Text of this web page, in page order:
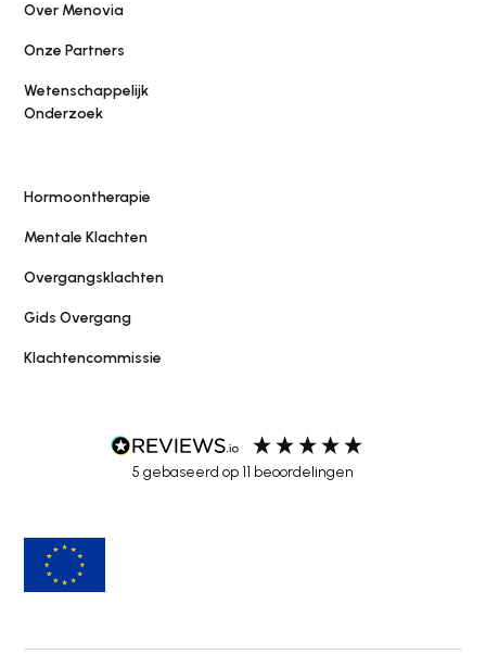
Over Menovia
Onze Partners
Wetenschappelijk
Onderzoek
Hormoontherapie
Mentale Klachten
Overgangsklachten
Gids Overgang
Klachtencommissie
5 gebaseerd op 11 beoordelingen